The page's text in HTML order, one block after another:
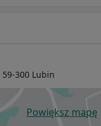
59-300 Lubin
Powiększ mapę
otwiera